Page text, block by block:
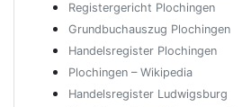
Registergericht Plochingen
Grundbuchauszug Plochingen
Handelsregister Plochingen
Plochingen – Wikipedia
Handelsregister Ludwigsburg